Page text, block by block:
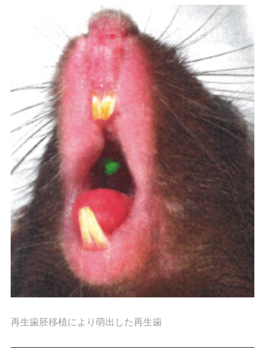
再生歯胚移植により萌出した再生歯